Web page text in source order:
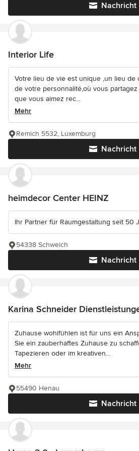
Nachricht
Interior Life
Votre lieu de vie est unique ,un lieu de
de votre personnalité,où vous
que vous aimez rec...
Mehr
Nachricht
Remich 5532, Luxemburg
heimdecor Center HEINZ
Ihr Partner für Raumgestaltung seit 50
Nachricht
54338 Schweich
Karina Schneider
Zuhause wohlfühlen ist für uns ein
Sie ein zauberhaftes Zuhause zu
Tapezieren oder im kreativen...
Mehr
Nachricht
55490 Henau